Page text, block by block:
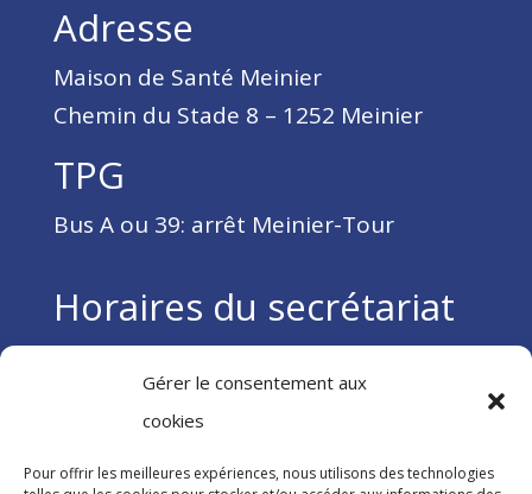
Gérer le consentement aux
cookies
Pour offrir les meilleures expériences, nous utilisons des technologies
Adresse
Maison de Santé Meinier
Chemin du Stade 8 – 1252 Meinier
TPG
Bus A ou 39: arrêt Meinier-Tour
Horaires du secrétariat
Du lundi au vendredi
9h – 12h / 14h – 16h30